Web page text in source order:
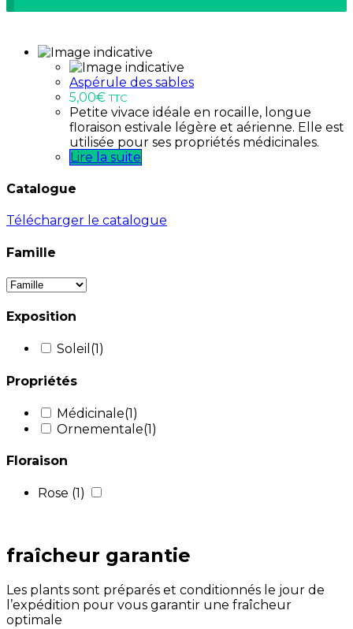
Aspérule des sables
5,00€ TTC
Petite vivace idéale en rocaille, longue
floraison estivale légère et aérienne. Elle est
utilisée pour ses propriétés médicinales.
Lire la suite
Catalogue
Télécharger le catalogue
Famille
Exposition
Soleil (1)
Propriétés
Médicinale(1)
Ornementale(1)
Floraison
Rose (1)
fraîcheur garantie
Les plants sont préparés et conditionnés le jour de
l’expédition pour vous garantir une fraîcheur
optimale